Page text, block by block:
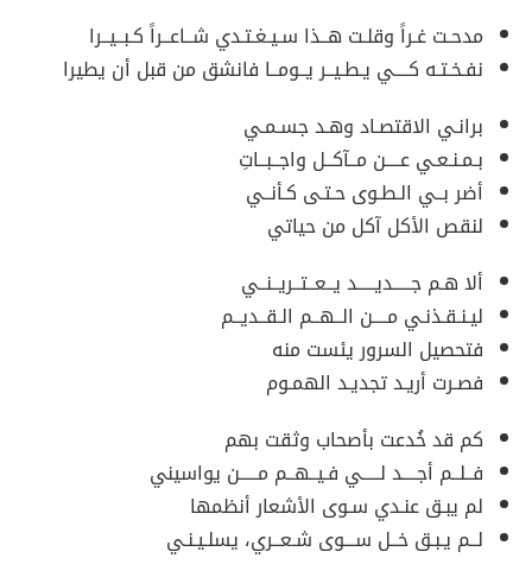
مدحـت غـراً وقلـت هــذا سـيـغـتـدي شــاعــراً كـبــيــرا
نفـخـتـه كــــي يـطـيــر يــومــا فانشق من قبل أن يطيرا
برانـي الاقتصـاد وهـد جسـمـي
بـمـنـعـي عــــن مــآكــل واجــبــاتِ
أضر بــي الـطـوى حـتـى كـأنــي
لنقص الأكل آكل من حياتي
ألا هـم جـــــديـــــد يــعــتــريــنــي
ليـنـقـذنـي مــــن الــهــم الـقــديــم
فتحصيل السرور يئست منه
فصـرت أريـد تجديـد الهمـوم
كم قد خُدعت بأصحاب وثقت بهم
فــلــم أجــــد لـــــي فـيــهــم مـــــن يواسيني
لم يبـق عنـدي سـوى الأشعار أنظمها
لــم يـبـق خــل ســـوى شـعــري، يسلـيـنـي